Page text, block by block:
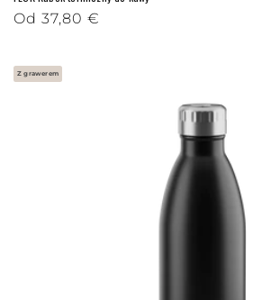
Cena regularna
Od 37,80 €
Z grawerem